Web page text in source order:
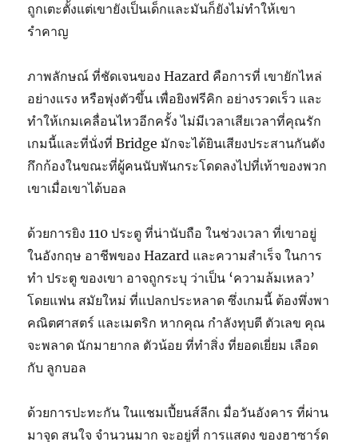
ถูกเตะตั้งแต่เขายังเป็นเด็กและมันก็ยังไม่ทำให้เขา
รำคาญ
ภาพลักษณ์ ที่ชัดเจนของ Hazard คือการที่ เขายักไหล่
อย่างแรง หรือพุ่งตัวขึ้น เพื่อยิงฟรีคิก อย่างรวดเร็ว และ
ทำให้เกมเคลื่อนไหวอีกครั้ง ไม่มีเวลาเสียเวลาที่คุณรัก
เกมนี้และที่นั่งที่ Bridge มักจะได้ยินเสียงประสานกันดัง
กึกก้องในขณะที่ผู้คนนับพันกระโดดลงไปที่เท้าของพวก
เขาเมื่อเขาได้บอล
ด้วยการยิง 110 ประตู ที่น่านับถือ ในช่วงเวลา ที่เขาอยู่
ในอังกฤษ อาชีพของ Hazard และความสำเร็จ ในการ
ทำ ประตู ของเขา อาจถูกระบุ ว่าเป็น ‘ความล้มเหลว’
โดยแฟน สมัยใหม่ ที่แปลกประหลาด ซึ่งเกมนี้ ต้องพึ่งพา
คณิตศาสตร์ และเมตริก หากคุณ กำลังทุบตี ตัวเลข คุณ
จะพลาด นักมายากล ตัวน้อย ที่ทำสิ่ง ที่ยอดเยี่ยม เลือด
กับ ลูกบอล
ด้วยการปะทะกัน ในแชมเปี้ยนส์ลีกเ มื่อวันอังคาร ที่ผ่าน
มาจุด สนใจ จำนวนมาก จะอยู่ที่ การแสดง ของฮาซาร์ด